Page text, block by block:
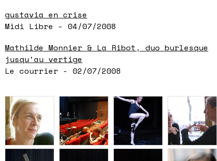
gustavia en crise
Midi Libre - 04/07/2008
Mathilde Monnier & La Ribot, duo burlesque
jusqu’au vertige
Le courrier - 02/07/2008